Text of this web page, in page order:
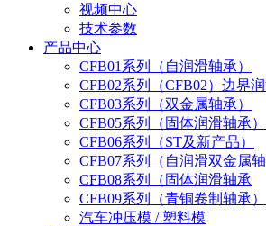
视频中心
技术参数
产品中心
CFB01系列（自润滑轴承）
CFB02系列（CFB02）边界
CFB03系列（双金属轴承）
CFB05系列（固体润滑轴承）
CFB06系列（ST及新产品）
CFB07系列（自润滑双金属轴
CFB08系列（固体润滑轴承
CFB09系列（青铜卷制轴承）
汽车冲压模 / 塑料模